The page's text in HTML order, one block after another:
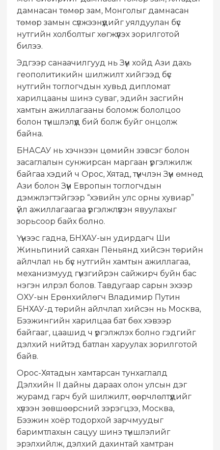
дамнасан төмөр зам, Монголыг дамнасан
төмөр замын сүлжээнүүдийг уялдуулан бүс
нутгийн холболтыг хөгжүүлэх зорилготой
билээ.
Эдгээр cанаачилгууд нь Зүүн хойд Ази дахь
геополитикийн шилжилт хийгээд бүс
нутгийн тоглогчдын хувьд дипломат
харилцааны шинэ суваг, эдийн засгийн
хамтын ажиллагааны боломж бололцоо
болон түншлэлүүд бий болж буйг онцолж
байна.
БНАСАУ нь хэчнээн цөмийн зэвсэг болон
засаглалын сунжирсан маргаан үргэлжилж
байгаа хэдий ч Орос, Хятад, түүнчлэн Зүүн өмнөд
Ази болон Зүүн Европын тоглогчдын
дэмжлэгтэйгээр “хэвийн улс орны хувиар”
үйл ажиллагаагаа үргэлжлүүлэн явуулахыг
зорьсоор байх болно.
Үүнээс гадна, БНХАУ-ын удирдагч Ши
Жиньпиний саяхан Пёньянд хийсэн төрийн
айлчлал нь бүс нутгийн хамтын ажиллагаа,
механизмууд гүнзгийрэн сайжирч буйн бас
нэгэн илрэл болов. Тавдугаар сарын эхээр
ОХУ-ын Ерөнхийлөгч Владимир Путин
БНХАУ-д төрийн айлчлал хийсэн нь Москва,
Бээжингийн харилцаа бат бөх хэвээр
байгааг, цаашид ч үргэлжлэх болно гэдгийг
дэлхий нийтэд батлан харуулах зорилготой
байв.
Орос-Хятадын хамтарсан тунхаглалд
Дэлхийн II дайны дараах олон улсын дэг
журамд гарч буй шилжилт, өөрчлөлтүүдийг
хүлээн зөвшөөрсний зэрэгцээ, Москва,
Бээжин хоёр тодорхой зарчмуудыг
баримтлахын сацуу шинэ түншлэлийг
эрэлхийлж, дэлхий дахинтай хамтран